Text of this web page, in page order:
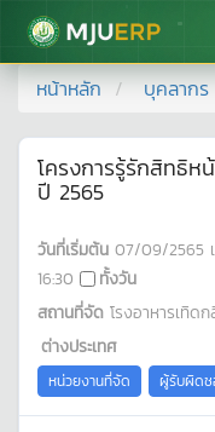
มหาวิทยาลัยแม่โจ้
หน้าหลัก บุคลากร
โครงการรู้รักสิทธิห
ปี 2565
วันที่เริ่มต้น 07/09/2565
16:30
ทั้งวัน
สถานที่จัด โรงอาหารเทิด
ต่างประเทศ
หน่วยงานที่จัด ผู้รับผิด